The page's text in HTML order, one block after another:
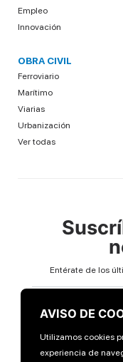
Empleo
Innovación
OBRA CIVIL
Ferroviario
Marítimo
Viarias
Urbanización
Ver todas
Entérate de los
AVISO DE
Utilizamos cookies
experiencia de